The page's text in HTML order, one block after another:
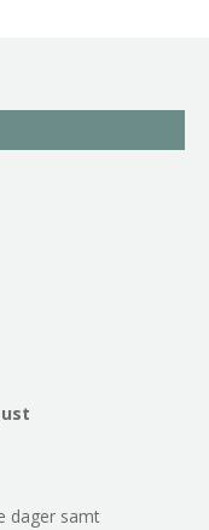
dager samt